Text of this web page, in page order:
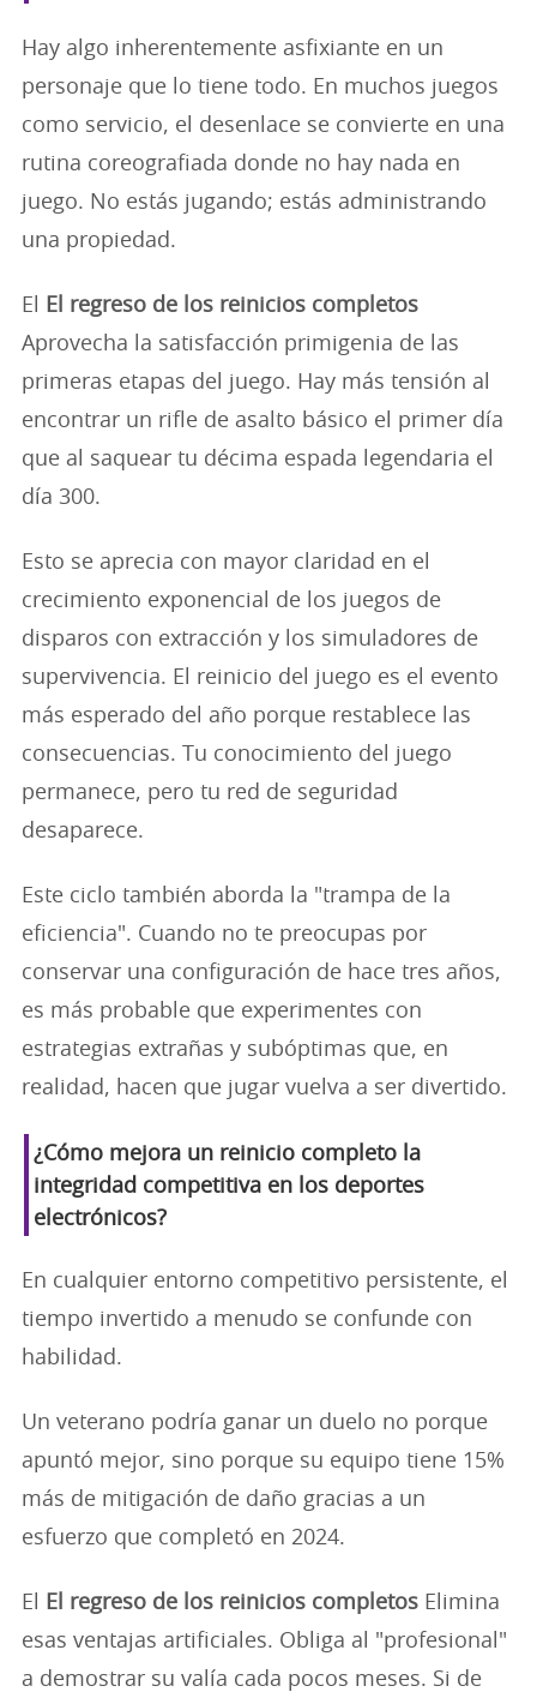
Hay algo inherentemente asfixiante en un
personaje que lo tiene todo. En muchos juegos
como servicio, el desenlace se convierte en una
rutina coreografiada donde no hay nada en
juego. No estás jugando; estás administrando
una propiedad.
El
El regreso de los reinicios completos
Aprovecha la satisfacción primigenia de las
primeras etapas del juego. Hay más tensión al
encontrar un rifle de asalto básico el primer día
que al saquear tu décima espada legendaria el
día 300.
Esto se aprecia con mayor claridad en el
crecimiento exponencial de los juegos de
disparos con extracción y los simuladores de
supervivencia. El reinicio del juego es el evento
más esperado del año porque restablece las
consecuencias. Tu conocimiento del juego
permanece, pero tu red de seguridad
desaparece.
Este ciclo también aborda la "trampa de la
eficiencia". Cuando no te preocupas por
conservar una configuración de hace tres años,
es más probable que experimentes con
estrategias extrañas y subóptimas que, en
realidad, hacen que jugar vuelva a ser divertido.
¿Cómo mejora un reinicio completo la
integridad competitiva en los deportes
electrónicos?
En cualquier entorno competitivo persistente, el
tiempo invertido a menudo se confunde con
habilidad.
Un veterano podría ganar un duelo no porque
apuntó mejor, sino porque su equipo tiene 15%
más de mitigación de daño gracias a un
esfuerzo que completó en 2024.
El El regreso de los reinicios completos Elimina
esas ventajas artificiales. Obliga al "profesional"
a demostrar su valía cada pocos meses. Si de